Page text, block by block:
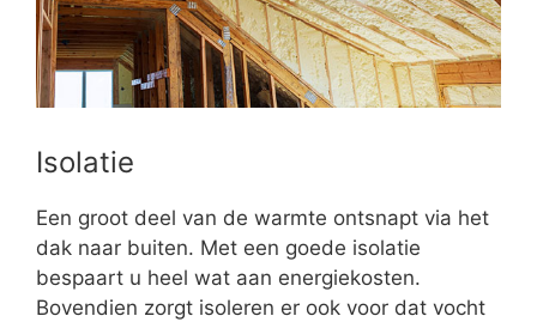
Isolatie
Een groot deel van de warmte ontsnapt via het
dak naar buiten. Met een goede isolatie
bespaart u heel wat aan energiekosten.
Bovendien zorgt isoleren er ook voor dat vocht